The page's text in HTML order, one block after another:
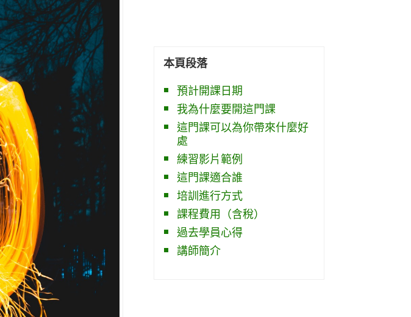
本頁段落
預計開課日期
我為什麼要開這門課
這門課可以為你帶來什麼好
處
練習影片範例
這門課適合誰
培訓進行方式
課程費用（含稅）
過去學員心得
講師簡介